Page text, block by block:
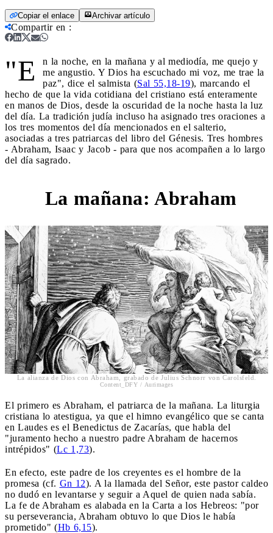
Copiar el enlace Archivar artículo
Compartir en :
"E
n la noche, en la mañana y al mediodía, me quejo y
me angustio. Y Dios ha escuchado mi voz, me trae la
paz", dice el salmista (Sal 55,18-19), marcando el
hecho de que la vida cotidiana del cristiano está enteramente
en manos de Dios, desde la oscuridad de la noche hasta la luz
del día. La tradición judía incluso ha asignado tres oraciones a
los tres momentos del día mencionados en el salterio,
asociadas a tres patriarcas del libro del Génesis. Tres hombres
- Abraham, Isaac y Jacob - para que nos acompañen a lo largo
del día sagrado.
La mañana: Abraham
La alianza de Dios con Abraham, grabado de Julius Schnorr von Carolsfeld.
Content_DFY / Aurimages
El primero es Abraham, el patriarca de la mañana. La liturgia
cristiana lo atestigua, ya que el himno evangélico que se canta
en Laudes es el Benedictus de Zacarías, que habla del
"juramento hecho a nuestro padre Abraham de hacernos
intrépidos" (Lc 1,73).
En efecto, este padre de los creyentes es el hombre de la
promesa (cf. Gn 12). A la llamada del Señor, este pastor caldeo
no dudó en levantarse y seguir a Aquel de quien nada sabía.
La fe de Abraham es alabada en la Carta a los Hebreos: "por
su perseverancia, Abraham obtuvo lo que Dios le había
prometido" (Hb 6,15).